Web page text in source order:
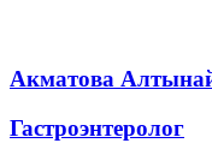
Акматова
Гастроэнтеролог